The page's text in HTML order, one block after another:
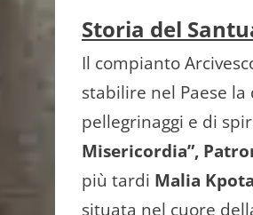
Storia del
Il compianto
stabilire nel Paese
pellegrinaggi e di
Misericordia”,
più tardi Malia
situata nel cuore